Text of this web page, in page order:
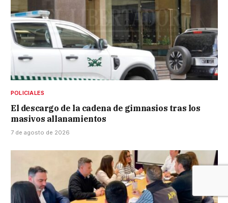
POLICIALES
El descargo de la cadena de gimnasios tras los
masivos allanamientos
7 de agosto de 2026